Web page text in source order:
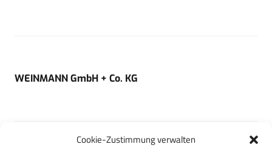
Cookie-Zustimmung verwalten
WEINMANN GmbH + Co. KG